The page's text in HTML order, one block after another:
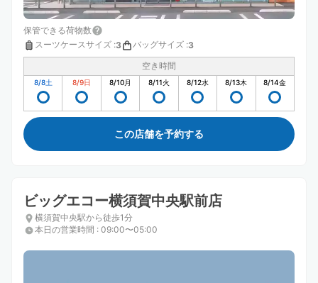
保管できる荷物数
スーツケースサイズ :3 バッグサイズ :3
空き時間
8/8土 8/9日 8/10月 8/11火 8/12水 8/13木 8/14金
この店舗を予約する
ビッグエコー横須賀中央駅前店
横須賀中央駅から徒歩1分
本日の営業時間 : 09:00〜05:00